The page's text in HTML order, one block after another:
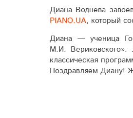
Диана Воднева
PIANO.UA , который
Диана — ученица
М.И. Вериковского».
классическая
Поздрав­ляем Диану!